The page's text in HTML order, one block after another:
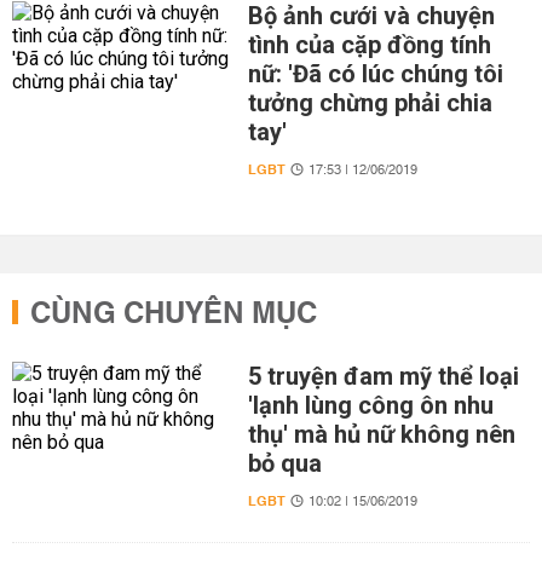
Bộ ảnh cưới và chuyện
tình của cặp đồng tính
nữ: 'Đã có lúc chúng tôi
tưởng chừng phải chia
tay'
LGBT 17:53 | 12/06/2019
CÙNG CHUYÊN MỤC
5 truyện đam mỹ thể loại
'lạnh lùng công ôn nhu
thụ' mà hủ nữ không nên
bỏ qua
LGBT 10:02 | 15/06/2019